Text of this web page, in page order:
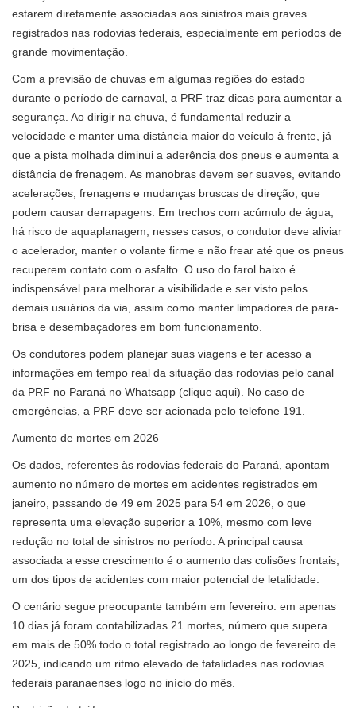
estarem diretamente associadas aos sinistros mais graves
registrados nas rodovias federais, especialmente em períodos de
grande movimentação.
Com a previsão de chuvas em algumas regiões do estado
durante o período de carnaval, a PRF traz dicas para aumentar a
segurança. Ao dirigir na chuva, é fundamental reduzir a
velocidade e manter uma distância maior do veículo à frente, já
que a pista molhada diminui a aderência dos pneus e aumenta a
distância de frenagem. As manobras devem ser suaves, evitando
acelerações, frenagens e mudanças bruscas de direção, que
podem causar derrapagens. Em trechos com acúmulo de água,
há risco de aquaplanagem; nesses casos, o condutor deve aliviar
o acelerador, manter o volante firme e não frear até que os pneus
recuperem contato com o asfalto. O uso do farol baixo é
indispensável para melhorar a visibilidade e ser visto pelos
demais usuários da via, assim como manter limpadores de para-
brisa e desembaçadores em bom funcionamento.
Os condutores podem planejar suas viagens e ter acesso a
informações em tempo real da situação das rodovias pelo canal
da PRF no Paraná no Whatsapp (clique aqui). No caso de
emergências, a PRF deve ser acionada pelo telefone 191.
Aumento de mortes em 2026
Os dados, referentes às rodovias federais do Paraná, apontam
aumento no número de mortes em acidentes registrados em
janeiro, passando de 49 em 2025 para 54 em 2026, o que
representa uma elevação superior a 10%, mesmo com leve
redução no total de sinistros no período. A principal causa
associada a esse crescimento é o aumento das colisões frontais,
um dos tipos de acidentes com maior potencial de letalidade.
O cenário segue preocupante também em fevereiro: em apenas
10 dias já foram contabilizadas 21 mortes, número que supera
em mais de 50% todo o total registrado ao longo de fevereiro de
2025, indicando um ritmo elevado de fatalidades nas rodovias
federais paranaenses logo no início do mês.